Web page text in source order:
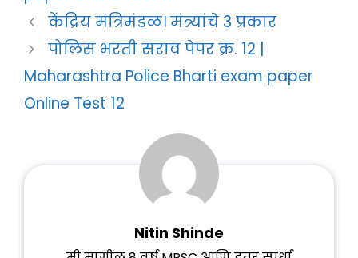
केंद्रिय मंत्रिमंडळ। मंत्र्यांचे 3 प्रकार
पोलिस भरती सराव पेपर क्र. 12 |
Maharashtra Police Bharti exam paper
Online Test 12
Nitin Shinde